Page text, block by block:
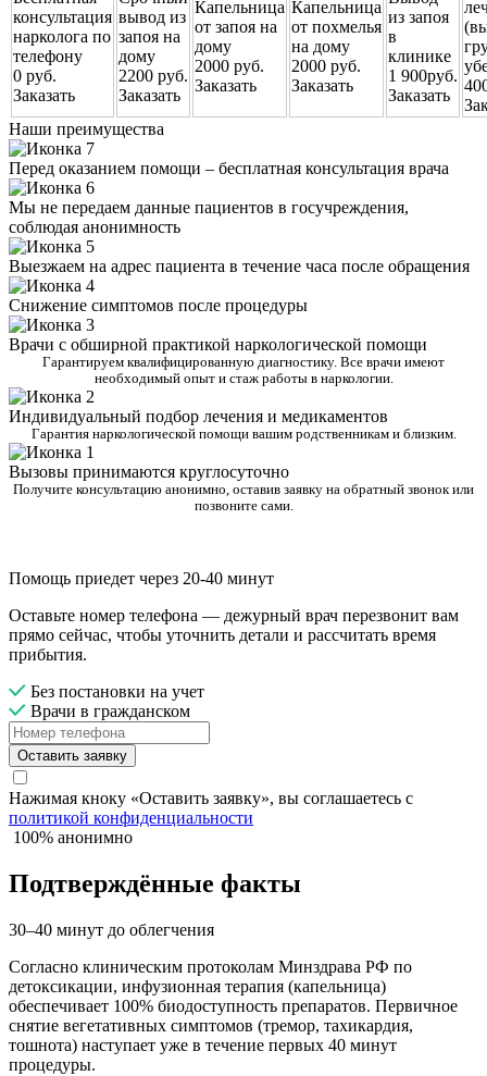
консультация
нарколога по
телефону
0 руб.
Заказать
вывод из
запоя на
дому
2200 руб.
Заказать
Капельница
от запоя на
дому
2000 руб.
Заказать
Капельница
от похмелья
на дому
2000 руб.
Заказать
из запоя
в
клинике
1 900руб.
Заказать
Наши преимущества
Перед оказанием помощи – бесплатная консультация врача
Мы не передаем данные пациентов в госучреждения,
соблюдая анонимность
Выезжаем на адрес пациента в течение часа после обращения
Снижение симптомов после процедуры
Врачи с обширной практикой наркологической помощи
Гарантируем квалифицированную диагностику. Все врачи имеют
необходимый опыт и стаж работы в наркологии.
Индивидуальный подбор лечения и медикаментов
Гарантия наркологической помощи вашим родственникам и близким.
Вызовы принимаются круглосуточно
Получите консультацию анонимно, оставив заявку на обратный звонок или
позвоните сами.
Помощь приедет через 20-40 минут
Оставьте номер телефона — дежурный врач перезвонит вам
прямо сейчас, чтобы уточнить детали и рассчитать время
прибытия.
Без постановки на учет
Врачи в гражданском
Оставить заявку
Нажимая кноку «Оставить заявку», вы соглашаетесь с
политикой конфиденциальности
100% анонимно
Подтверждённые факты
30–40 минут до облегчения
Согласно клиническим протоколам Минздрава РФ по
детоксикации, инфузионная терапия (капельница)
обеспечивает 100% биодоступность препаратов. Первичное
снятие вегетативных симптомов (тремор, тахикардия,
тошнота) наступает уже в течение первых 40 минут
процедуры.